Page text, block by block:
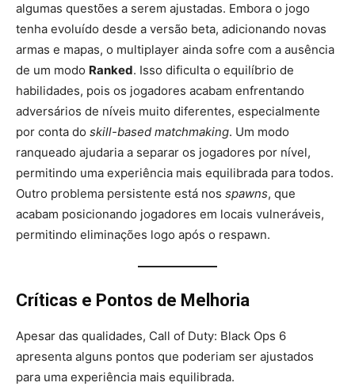
algumas questões a serem ajustadas. Embora o jogo
tenha evoluído desde a versão beta, adicionando novas
armas e mapas, o multiplayer ainda sofre com a ausência
de um modo Ranked. Isso dificulta o equilíbrio de
habilidades, pois os jogadores acabam enfrentando
adversários de níveis muito diferentes, especialmente
por conta do skill-based matchmaking. Um modo
ranqueado ajudaria a separar os jogadores por nível,
permitindo uma experiência mais equilibrada para todos.
Outro problema persistente está nos spawns, que
acabam posicionando jogadores em locais vulneráveis,
permitindo eliminações logo após o respawn.
Críticas e Pontos de Melhoria
Apesar das qualidades, Call of Duty: Black Ops 6
apresenta alguns pontos que poderiam ser ajustados
para uma experiência mais equilibrada.